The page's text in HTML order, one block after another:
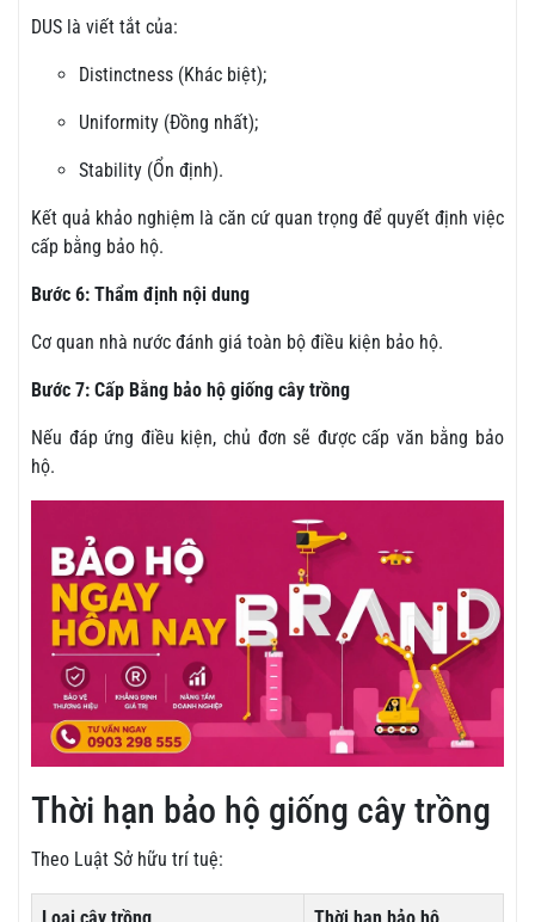
DUS là viết tắt của:
Distinctness (Khác biệt);
Uniformity (Đồng nhất);
Stability (Ổn định).
Kết quả khảo nghiệm là căn cứ quan trọng để quyết định việc
cấp bằng bảo hộ.
Bước 6: Thẩm định nội dung
Cơ quan nhà nước đánh giá toàn bộ điều kiện bảo hộ.
Bước 7: Cấp Bằng bảo hộ giống cây trồng
Nếu đáp ứng điều kiện, chủ đơn sẽ được cấp văn bằng bảo
hộ.
Thời hạn bảo hộ giống cây trồng
Theo Luật Sở hữu trí tuệ:
Loại cây trồng Thời hạn bảo hộ